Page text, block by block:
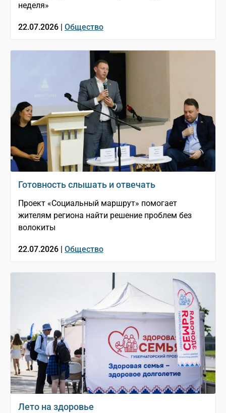
неделя»
22.07.2026 | Общество
Готовность слышать и отвечать
Проект «Социальный маршрут» помогает
жителям региона найти решение проблем без
волокиты
22.07.2026 | Общество
Лето на здоровье